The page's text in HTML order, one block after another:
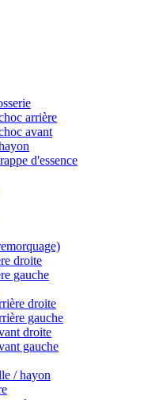
arrière
avant
d'essence
droite
gauche
droite
gauche
droite
gauche
/ hayon